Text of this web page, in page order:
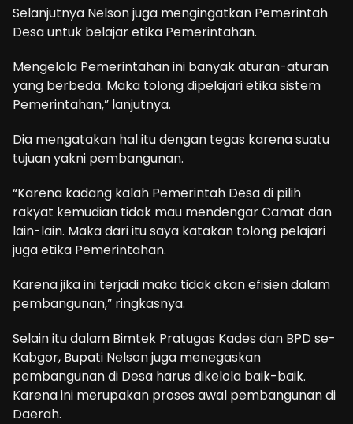
Selanjutnya Nelson juga mengingatkan Pemerintah
Desa untuk belajar etika Pemerintahan.
Mengelola Pemerintahan ini banyak aturan-aturan
yang berbeda. Maka tolong dipelajari etika sistem
Pemerintahan,” lanjutnya.
Dia mengatakan hal itu dengan tegas karena suatu
tujuan yakni pembangunan.
“Karena kadang kalah Pemerintah Desa di pilih
rakyat kemudian tidak mau mendengar Camat dan
lain-lain. Maka dari itu saya katakan tolong pelajari
juga etika Pemerintahan.
Karena jika ini terjadi maka tidak akan efisien dalam
pembangunan,” ringkasnya.
Selain itu dalam Bimtek Pratugas Kades dan BPD se-
Kabgor, Bupati Nelson juga menegaskan
pembangunan di Desa harus dikelola baik-baik.
Karena ini merupakan proses awal pembangunan di
Daerah.